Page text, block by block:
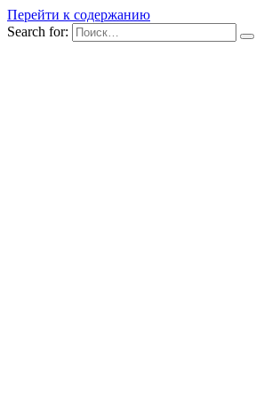
Перейти к содержанию
Search for: